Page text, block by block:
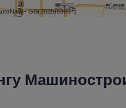
- GS(2025)5996号